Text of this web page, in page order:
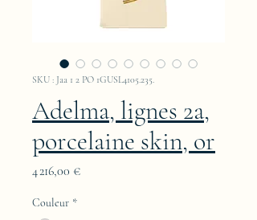
SKU : Jaa 1 2 PO 1GUSL4105.235.
Adelma, lignes 2a,
porcelaine skin, or
4 216,00 €Prix
Couleur *